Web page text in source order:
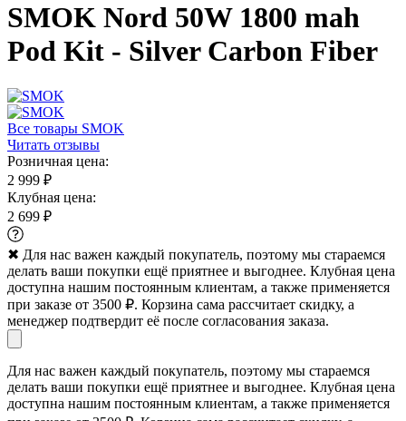
SMOK Nord 50W 1800 mah
Pod Kit - Silver Carbon Fiber
Все товары SMOK
Читать отзывы
Розничная цена:
2 999 ₽
Клубная цена:
2 699 ₽
✖ Для нас важен каждый покупатель, поэтому мы стараемся
делать ваши покупки ещё приятнее и выгоднее. Клубная цена
доступна нашим постоянным клиентам, а также применяется
при заказе от 3500 ₽. Корзина сама рассчитает скидку, а
менеджер подтвердит её после согласования заказа.
Для нас важен каждый покупатель, поэтому мы стараемся
делать ваши покупки ещё приятнее и выгоднее. Клубная цена
доступна нашим постоянным клиентам, а также применяется